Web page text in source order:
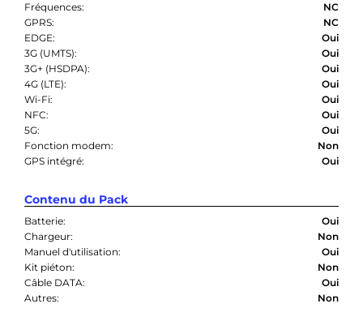
Fréquences:
NC
GPRS:
NC
EDGE:
Oui
3G (UMTS):
Oui
3G+ (HSDPA):
Oui
4G (LTE):
Oui
Wi-Fi:
Oui
NFC:
Oui
5G:
Oui
Fonction modem:
Non
GPS intégré:
Oui
Contenu du Pack
Batterie:
Oui
Chargeur:
Non
Manuel d'utilisation:
Oui
Kit piéton:
Non
Câble DATA:
Oui
Autres:
Non